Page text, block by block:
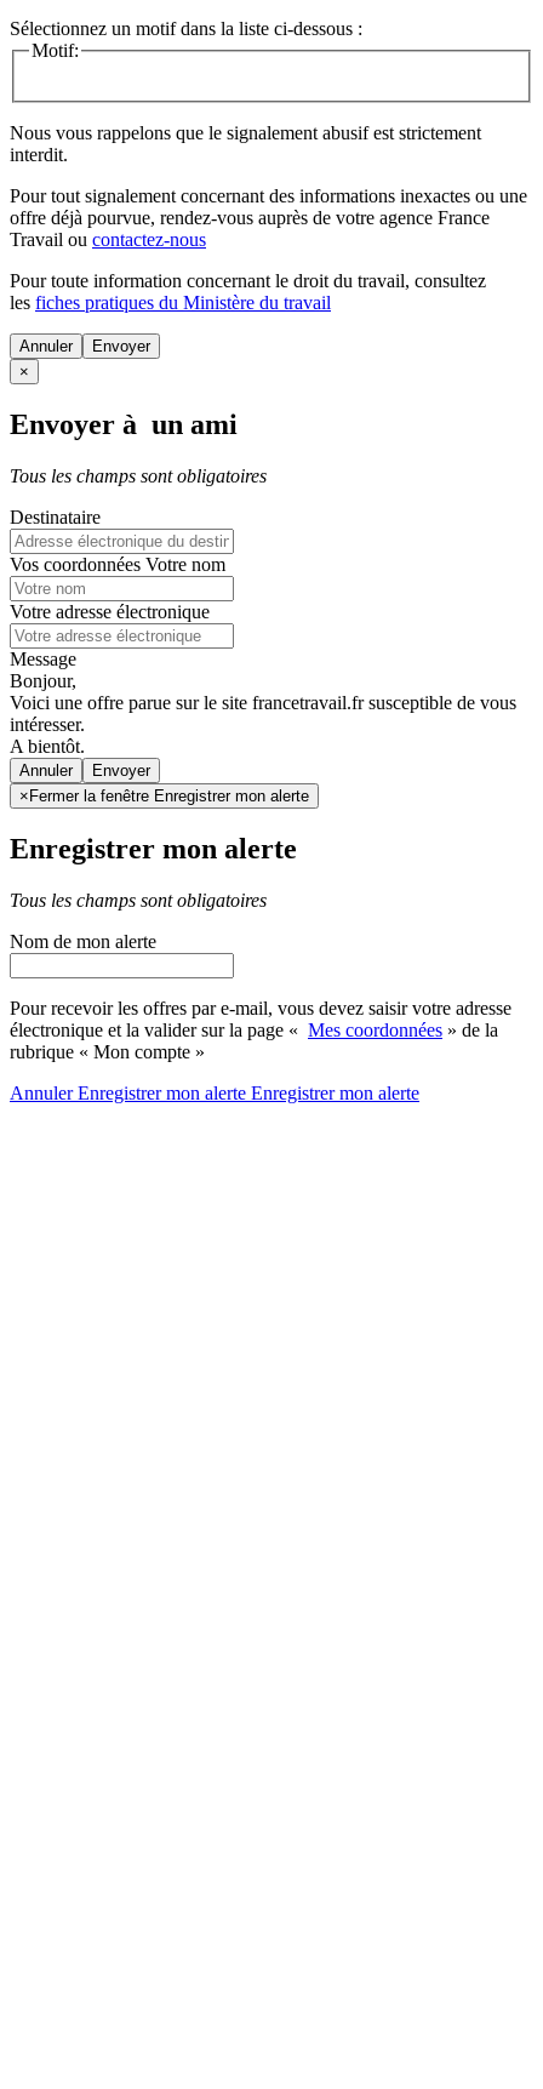
Sélectionnez un motif dans la liste ci-dessous :
Motif:
Nous vous rappelons que le signalement abusif est strictement
interdit.
Pour tout signalement concernant des informations inexactes ou une
offre déjà pourvue, rendez-vous auprès de votre agence France
Travail ou contactez-nous
Pour toute information concernant le droit du travail, consultez
les fiches pratiques du Ministère du travail
Annuler
×
Envoyer à un ami
Tous les champs sont obligatoires
Destinataire
Vos coordonnées Votre nom
Votre adresse électronique
Message
Bonjour,
Voici une offre parue sur le site francetravail.fr susceptible de vous
intéresser.
A bientôt.
Annuler
× Fermer la fenêtre Enregistrer mon alerte
Enregistrer mon alerte
Tous les champs sont obligatoires
Nom de mon alerte
Pour recevoir les offres par e-mail, vous devez saisir votre adresse
électronique et la valider sur la page « Mes coordonnées » de la
rubrique « Mon compte »
AnnulerEnregistrer mon alerte Enregistrermon alerte